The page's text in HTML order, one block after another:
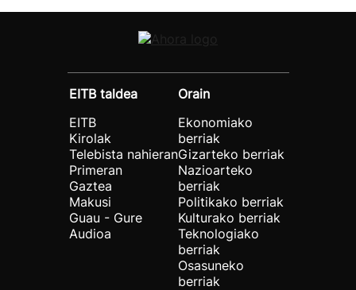
EITB taldea
EITB
Kirolak
Telebista nahieran
Primeran
Gaztea
Makusi
Guau - Gure
Audioa
Orain
Ekonomiako
berriak
Gizarteko berriak
Nazioarteko
berriak
Politikako berriak
Kulturako berriak
Teknologiako
berriak
Osasuneko
berriak